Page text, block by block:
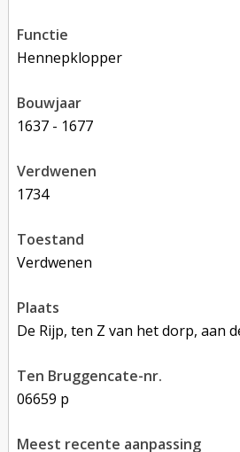
functie
hennepklopper
bouwjaar
1637 - 1677
verdwenen
1734
toestand
verdwenen
plaats
De Rijp, ten Z van het dorp, aan
Ten Bruggencate-nr.
06659 p
Meest recente aanpassing